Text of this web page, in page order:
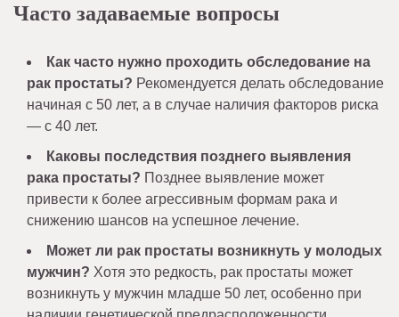
Часто задаваемые вопросы
Как часто нужно проходить обследование на
рак простаты? Рекомендуется делать обследование
начиная с 50 лет, а в случае наличия факторов риска
— с 40 лет.
Каковы последствия позднего выявления
рака простаты? Позднее выявление может
привести к более агрессивным формам рака и
снижению шансов на успешное лечение.
Может ли рак простаты возникнуть у молодых
мужчин? Хотя это редкость, рак простаты может
возникнуть у мужчин младше 50 лет, особенно при